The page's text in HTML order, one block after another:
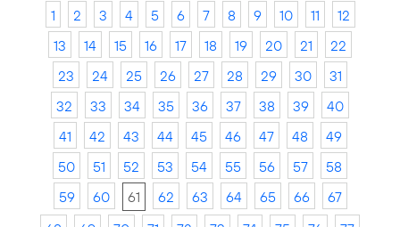
1 2 3 4 5 6 7 8 9 10 11
12
13
14 15 16 17 18 19 20 21
22
23
24 25 26 27 28 29 30
31
32
33 34 35 36 37 38 39
40
41
42 43 44 45 46 47 48
49
50
51 52 53 54 55 56 57
58
59
60 61 62 63 64 65 66
67